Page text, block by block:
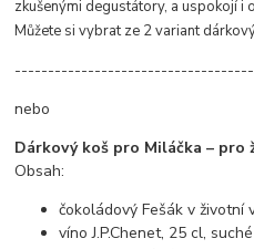
zkušenými degustátory, a uspokojí i
Můžete si vybrat ze 2 variant
nebo
Dárkový koš pro Miláčka – pro
Obsah:
čokoládový Fešák v životní
víno J.P.Chenet, 25 cl, suché